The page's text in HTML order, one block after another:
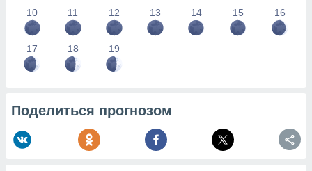
10 11 12 13 14 15 16
17 18 19
Поделиться прогнозом